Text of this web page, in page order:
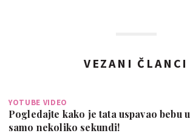
VEZANI ČLANCI
YOTUBE VIDEO
Pogledajte kako je tata uspavao bebu u
samo nekoliko sekundi!